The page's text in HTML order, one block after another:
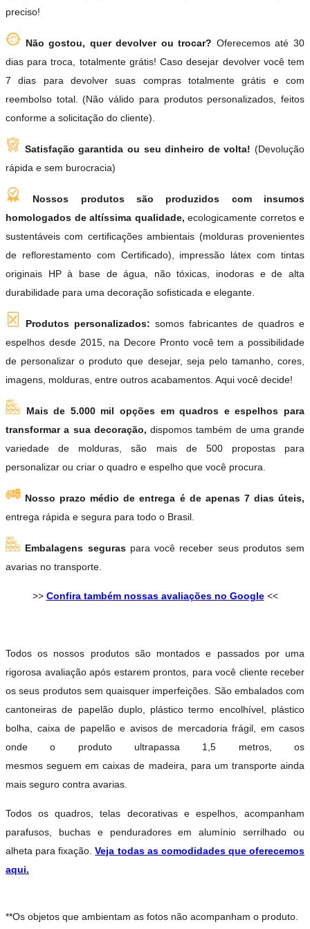
preciso!
Não gostou, quer devolver ou trocar? Oferecemos até 30
dias para troca, totalmente grátis! Caso desejar devolver você tem
7 dias para devolver suas compras totalmente grátis e com
reembolso total. (Não válido para produtos personalizados, feitos
conforme a solicitação do cliente).
Satisfação garantida ou seu dinheiro de volta! (Devolução
rápida e sem burocracia)
Nossos produtos são produzidos com insumos
homologados de altíssima qualidade, ecologicamente corretos e
sustentáveis com certificações ambientais (molduras provenientes
de reflorestamento com Certificado), impressão látex com tintas
originais HP à base de água, não tóxicas, inodoras e de alta
durabilidade para uma decoração sofisticada e elegante.
Produtos personalizados: somos fabricantes de quadros e
espelhos desde 2015, na Decore Pronto você tem a possibilidade
de personalizar o produto que desejar, seja pelo tamanho, cores,
imagens, molduras, entre outros acabamentos. Aqui você decide!
Mais de 5.000 mil opções em quadros e espelhos para
transformar a sua decoração, dispomos também de uma grande
variedade de molduras, são mais de 500 propostas para
personalizar ou criar o quadro e espelho que você procura.
Nosso prazo médio de entrega é de apenas 7 dias úteis,
entrega rápida e segura para todo o Brasil.
Embalagens seguras para você receber seus produtos sem
avarias no transporte.
>> Confira também nossas avaliações no Google<<
Todos os nossos produtos são montados e passados por uma
rigorosa avaliação após estarem prontos, para você cliente receber
os seus produtos sem quaisquer imperfeições. São embalados com
cantoneiras de papelão duplo, plástico termo encolhível, plástico
bolha, caixa de papelão e avisos de mercadoria frágil, em casos
onde o produto ultrapassa 1,5 metros, os
mesmos seguem em caixas de madeira, para um transporte ainda
mais seguro contra avarias.
Todos os quadros, telas decorativas e espelhos, acompanham
parafusos, buchas e penduradores em alumínio serrilhado ou
alheta para fixação.Veja todas as comodidades que oferecemos
aqui.
**Os objetos que ambientam as fotos não acompanham o produto.